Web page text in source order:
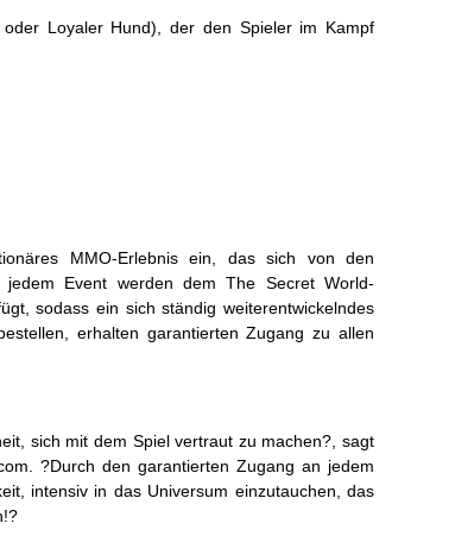
Loyaler Hund), der den Spieler im Kampf
MMO-Erlebnis ein, das sich von den
jedem Event werden dem The Secret World-
sodass ein sich ständig weiterentwickelndes
erhalten garantierten Zugang zu allen
sich mit dem Spiel vertraut zu machen?, sagt
?Durch den garantierten Zugang an jedem
intensiv in das Universum einzutauchen, das